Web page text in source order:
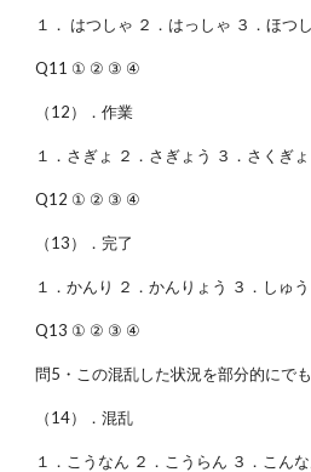
１． はつしゃ ２．はっしゃ ３．ほつ
Q11 ① ② ③ ④
（12）．作業
１．さぎょ ２．さぎょう ３．さくぎ
Q12 ① ② ③ ④
（13）．完了
１．かんり ２．かんりょう ３．しゅ
Q13 ① ② ③ ④
問5・この混乱した状況を部分的にでも
（14）．混乱
１．こうなん ２．こうらん ３．こん